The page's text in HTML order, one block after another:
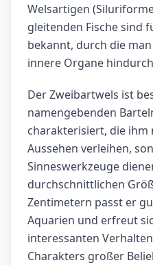
Welsartigen
gleitenden Fische sind
bekannt, durch die
innere Organe
Der Zweibartwels ist
namengebenden
charakterisiert, die
Aussehen verleihen,
Sinneswerkzeuge
durchschnittlichen
Zentimetern passt er
Aquarien und erfreut
interessanten
Charakters großer